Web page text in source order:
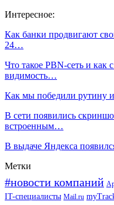
Интересное:
Как банки продвигают
24…
Что такое PBN-сеть и как
видимость…
Как мы победили рутину
В сети появились
встроенным…
В выдаче Яндекса
Метки
#новости компаний
IT-специалисты Mail.ru